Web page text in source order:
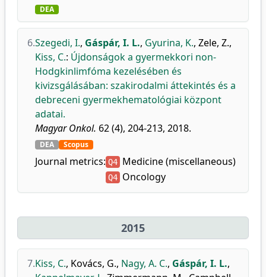
DEA
6.Szegedi, I., Gáspár, I. L., Gyurina, K., Zele, Z.,
Kiss, C.: Újdonságok a gyermekkori non-
Hodgkinlimfóma kezelésében és
kivizsgálásában: szakirodalmi áttekintés és a
debreceni gyermekhematológiai központ
adatai.
Magyar Onkol. 62 (4), 204-213, 2018.
DEA Scopus
Journal metrics: Q4 Medicine (miscellaneous)
Q4 Oncology
2015
7.Kiss, C., Kovács, G., Nagy, A. C., Gáspár, I. L.,